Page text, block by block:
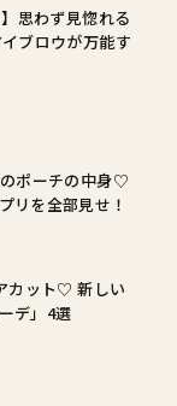
思わず見惚れる
ブロウが万能す
のポーチの中身♡
リを全部見せ！
カット♡ 新しい
デ」4選